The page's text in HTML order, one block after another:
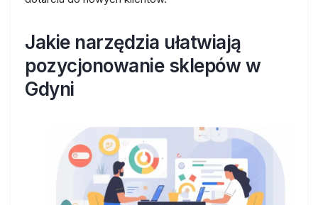
Jakie narzędzia ułatwiają
pozycjonowanie sklepów w
Gdyni